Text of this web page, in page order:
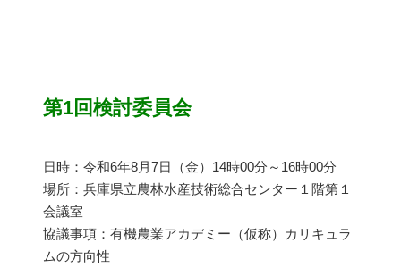
第1回検討委員会
日時：令和6年8月7日（金）14時00分～16時00分
場所：兵庫県立農林水産技術総合センター１階第１
会議室
協議事項：有機農業アカデミー（仮称）カリキュラ
ムの方向性